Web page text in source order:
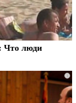
Что люди
i